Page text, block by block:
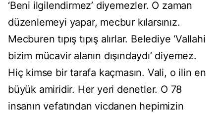
‘Beni ilgilendirmez’ diyemezler. O zaman
düzenlemeyi yapar, mecbur kılarsınız.
Mecburen tıpış tıpış alırlar. Belediye ‘Vallahi
bizim mücavir alanın dışındaydı’ diyemez.
Hiç kimse bir tarafa kaçmasın. Vali, o ilin en
büyük amiridir. Her yeri denetler. O 78
insanın vefatından vicdanen hepimizin